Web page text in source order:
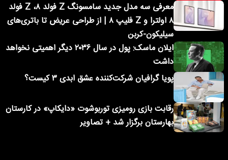
معرفی سه مدل جدید سامسونگ Z فولد ۸، Z فولد
۸ اولترا و Z فلیپ ۸ | از طراحی عریض تا باتری‌های
سیلیکون-کربن
ایلان ماسک: پول در سال ۲۰۳۶ دیگر اهمیتی نخواهد
داشت
پویا گرافیان شرکت‌کننده عشق ابدی ۳ کیست؟
رقابت بازی رومیزی توربوشوت «دایکاپ» در کارستان
بهارستان برگزار شد + تصاویر